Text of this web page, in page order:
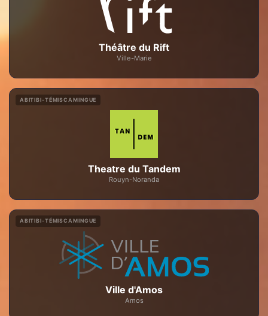
Théâtre du Rift
Ville-Marie
ABITIBI-TÉMISCAMINGUE
Theatre du Tandem
Rouyn-Noranda
ABITIBI-TÉMISCAMINGUE
Ville d'Amos
Amos